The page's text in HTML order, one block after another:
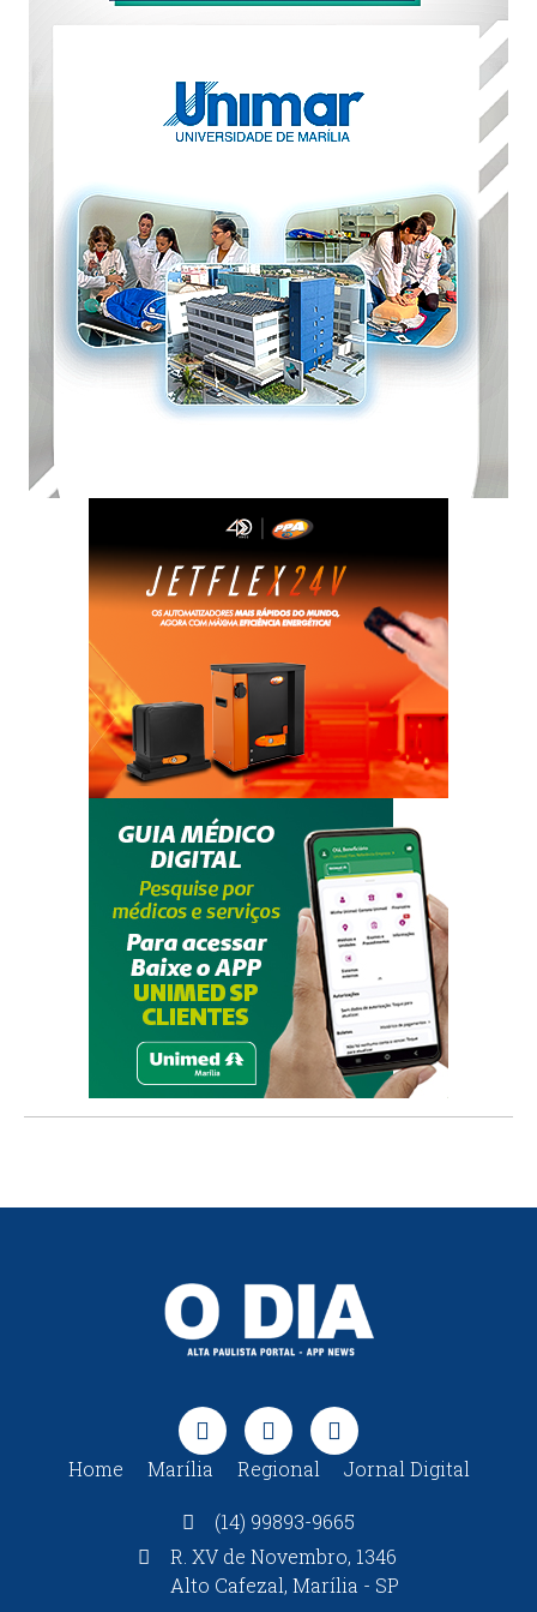
Home Marília Regional Jornal Digital
(14) 99893-9665
R. XV de Novembro, 1346
Alto Cafezal, Marília - SP